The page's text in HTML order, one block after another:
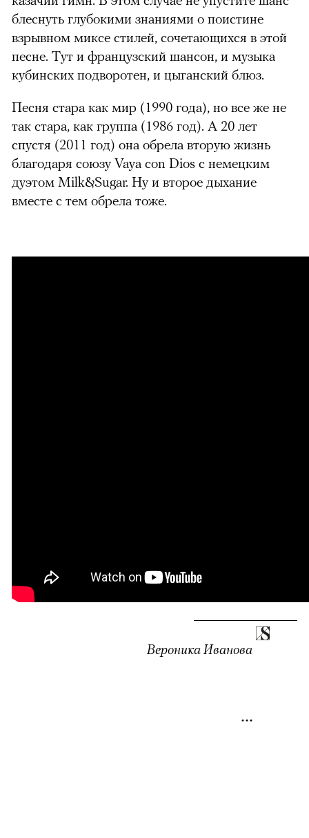
блеснуть глубокими знаниями о поистине
взрывном миксе стилей, сочетающихся в этой
песне. Тут и французский шансон, и музыка
кубинских подворотен, и цыганский блюз.
Песня стара как мир (1990 года), но все же не
так стара, как группа (1986 год). А 20 лет
спустя (2011 год) она обрела вторую жизнь
благодаря союзу Vaya con Dios с немецким
дуэтом Milk&Sugar. Ну и второе дыхание
вместе с тем обрела тоже.
Вероника Иванова